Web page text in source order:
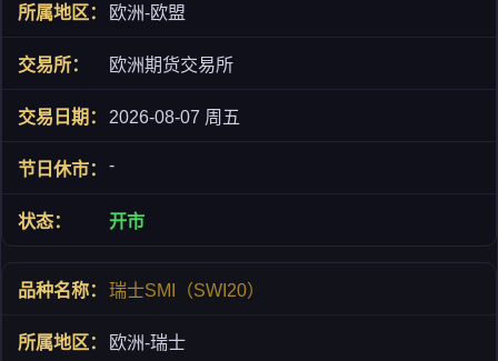
欧洲-欧盟
欧洲期货交易所
2026-08-07 周五
-
开市
瑞士SMI（SWI20）
欧洲-瑞士